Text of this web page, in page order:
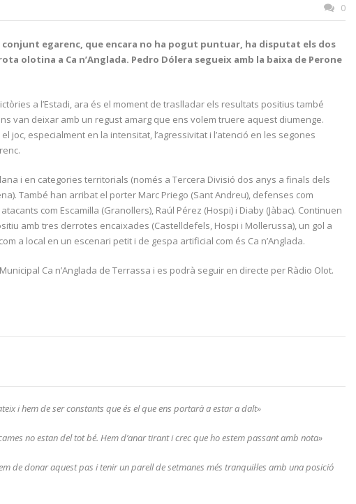
0
conjunt egarenc, que encara no ha pogut puntuar, ha disputat els dos
olotina a Ca n’Anglada. Pedro Dólera segueix amb la baixa de Perone
a l’Estadi, ara és el moment de traslladar els resultats positius també
van deixar amb un regust amarg que ens volem truere aquest diumenge.
especialment en la intensitat, l’agressivitat i l’atenció en les segones
i en categories territorials (només a Tercera Divisió dos anys a finals dels
També han arribat el porter Marc Priego (Sant Andreu), defenses com
com Escamilla (Granollers), Raúl Pérez (Hospi) i Diaby (Jàbac). Continuen
amb tres derrotes encaixades (Castelldefels, Hospi i Mollerussa), un gol a
a local en un escenari petit i de gespa artificial com és Ca n’Anglada.
Ca n’Anglada de Terrassa i es podrà seguir en directe per Ràdio Olot.
i hem de ser constants que és el que ens portarà a estar a dalt»
no estan del tot bé. Hem d’anar tirant i crec que ho estem passant amb nota»
de donar aquest pas i tenir un parell de setmanes més tranquil·les amb una posició